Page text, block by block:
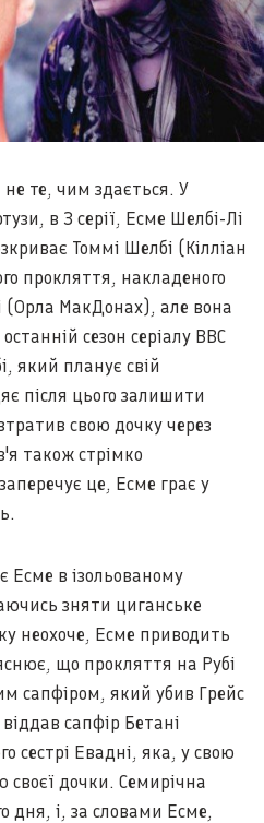
те, чим здається. У
в 3 серії, Есме Шелбі-Лі
Томмі Шелбі (Кілліан
прокляття, накладеного
(Орла МакДонах), але вона
сезон серіалу BBC
який планує свій
після цього залишити
свою дочку через
також стрімко
це, Есме грає у
Есме в ізольованому
зняти циганське
неохоче, Есме приводить
що прокляття на Рубі
сапфіром, який убив Грейс
сапфір Бетані
сестрі Евадні, яка, у свою
своєї дочки. Семирічна
дня, і, за словами Есме,